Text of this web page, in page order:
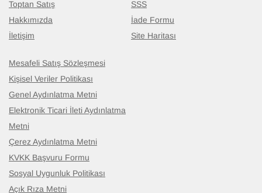
Toptan Satış
Hakkımızda
İletişim
SSS
İade Formu
Site Haritası
Mesafeli Satış Sözleşmesi
Kişisel Veriler Politikası
Genel Aydınlatma Metni
Elektronik Ticari İleti Aydınlatma
Metni
Çerez Aydınlatma Metni
KVKK Başvuru Formu
Sosyal Uygunluk Politikası
Açık Rıza Metni